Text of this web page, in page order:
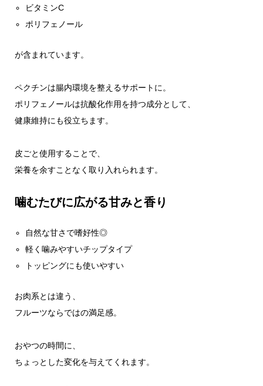
ビタミンC
ポリフェノール
が含まれています。
ペクチンは腸内環境を整えるサポートに。
ポリフェノールは抗酸化作用を持つ成分として、
健康維持にも役立ちます。
皮ごと使用することで、
栄養を余すことなく取り入れられます。
噛むたびに広がる甘みと香り
自然な甘さで嗜好性◎
軽く噛みやすいチップタイプ
トッピングにも使いやすい
お肉系とは違う、
フルーツならではの満足感。
おやつの時間に、
ちょっとした変化を与えてくれます。